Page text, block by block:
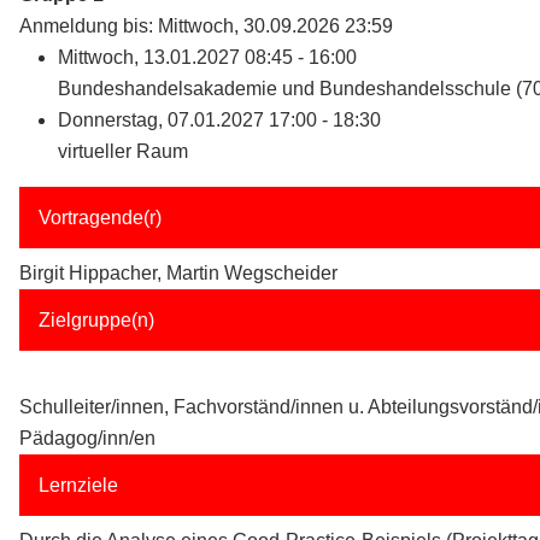
Anmeldung bis: Mittwoch, 30.09.2026 23:59
Mittwoch, 13.01.2027 08:45 - 16:00
Bundeshandelsakademie und Bundeshandelsschule
Donnerstag, 07.01.2027 17:00 - 18:30
virtueller Raum
Vortragende(r)
Birgit Hippacher, Martin Wegscheider
Zielgruppe(n)
Schulleiter/innen, Fachvorständ/innen u.
Pädagog/inn/en
Lernziele